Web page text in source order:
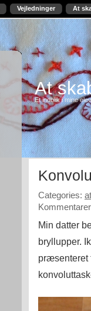
Vejledninger At
At
Et indblik i mine
Categories:
Min datter
bryllupper.
præsenteret